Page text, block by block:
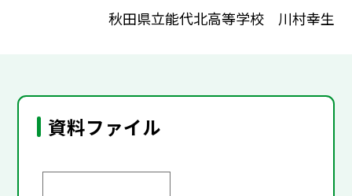
秋田県立能代北高等学校 川村幸生
資料ファイル